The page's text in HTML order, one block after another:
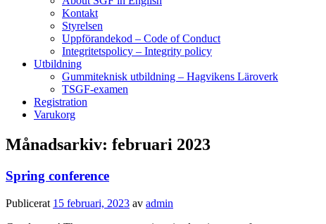
Kontakt
Styrelsen
Uppförandekod – Code of Conduct
Integritetspolicy – Integrity policy
Utbildning
Gummiteknisk utbildning – Hagvikens Läroverk
TSGF-examen
Registration
Varukorg
Månadsarkiv: februari 2023
Spring conference
Publicerat 15 februari, 2023 av admin